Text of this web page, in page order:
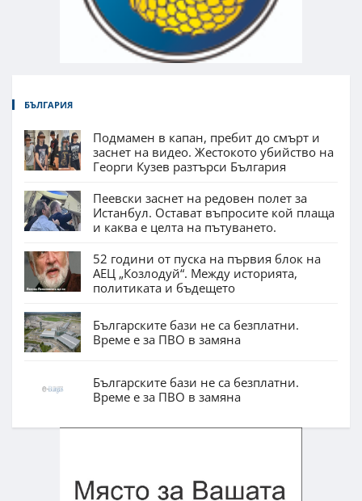
БЪЛГАРИЯ
Подмамен в капан, пребит до смърт и
заснет на видео. Жестокото убийство на
Георги Кузев разтърси България
Пеевски заснет на редовен полет за
Истанбул. Остават въпросите кой плаща
и каква е целта на пътуването.
52 години от пуска на първия блок на
АЕЦ „Козлодуй“. Между историята,
политиката и бъдещето
Българските бази не са безплатни.
Време е за ПВО в замяна
Българските бази не са безплатни.
Време е за ПВО в замяна